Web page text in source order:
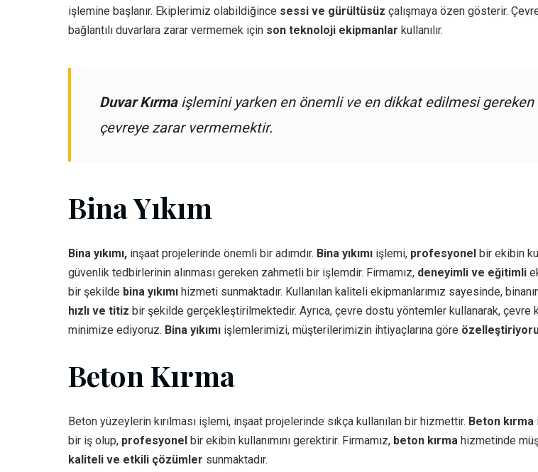
işlemine başlanır. Ekiplerimiz olabildiğince sessi ve gürültüsüz çalışmaya özen gösterir.
bağlantılı duvarlara zarar vermemek için son teknoloji ekipmanlar kullanılır.
Duvar Kırmaişlemini yarken en önemli ve en dikkat edilmesi gereken
çevreye zarar vermemektir.
Bina Yıkım
Bina yıkımı, inşaat projelerinde önemli bir adımdır. Bina yıkımı işlemi, profesyonel bir ekibin
güvenlik tedbirlerinin alınması gereken zahmetli bir işlemdir. Firmamız, deneyimli ve eğitimli
bir şekilde bina yıkımı hizmeti sunmaktadır. Kullanılan kaliteli ekipmanlarımız sayesinde,
hızlı ve titiz bir şekilde gerçekleştirilmektedir. Ayrıca, çevre dostu yöntemler kullanarak, çevre
minimize ediyoruz. Bina yıkımı işlemlerimizi, müşterilerimizin ihtiyaçlarına göre
Beton Kırma
Beton yüzeylerin kırılması işlemi, inşaat projelerinde sıkça kullanılan bir hizmettir. Beton kırma
bir iş olup, profesyonel bir ekibin kullanımını gerektirir. Firmamız, beton kırma hizmetinde
kaliteli ve etkili çözümler sunmaktadır.